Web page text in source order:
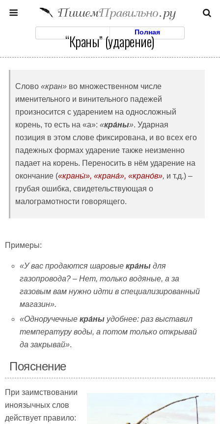
Полная
“Краны” (ударение)
Слово «кран» во множественном числе
именительного и винительного падежей
произносится с ударением на односложный
корень, то есть на «а»: «кра́ны». Ударная
позиция в этом слове фиксирована, и во всех его
падежных формах ударение также неизменно
падает на корень. Переносить в нём ударение на
окончание («краны́», «крана́», «крано́в», и т.д.) –
грубая ошибка, свидетельствующая о
малограмотности говорящего.
Примеры:
«У вас продаются шаровыекра́ны для
газопровода? – Нет, только водяные, а за
газовым вам нужно идти в специализированный
магазин».
«Одноручечныекра́ны удобнее: раз выставил
температуру воды, а потом только открывай
да закрывай».
Пояснение
При заимствовании
иноязычных слов
действует правило: